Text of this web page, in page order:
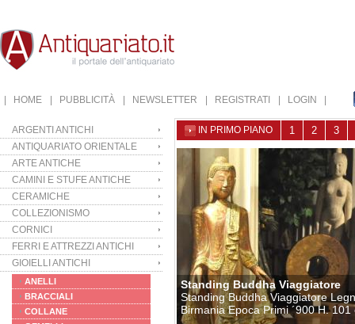
| HOME | PUBBLICITÀ | NEWSLETTER | REGISTRATI | LOGIN |
ARGENTI ANTICHI
ANTIQUARIATO ORIENTALE
ARTE ANTICHE
CAMINI E STUFE ANTICHE
CERAMICHE
COLLEZIONISMO
CORNICI
FERRI E ATTREZZI ANTICHI
GIOIELLI ANTICHI
ANELLI
BRACCIALI
COLLANE
IN PRIMO PIANO 1 2 3
Standing Buddha Viaggiatore
Standing Buddha Viaggiatore
Birmania Epoca Primi ´900 H. 101